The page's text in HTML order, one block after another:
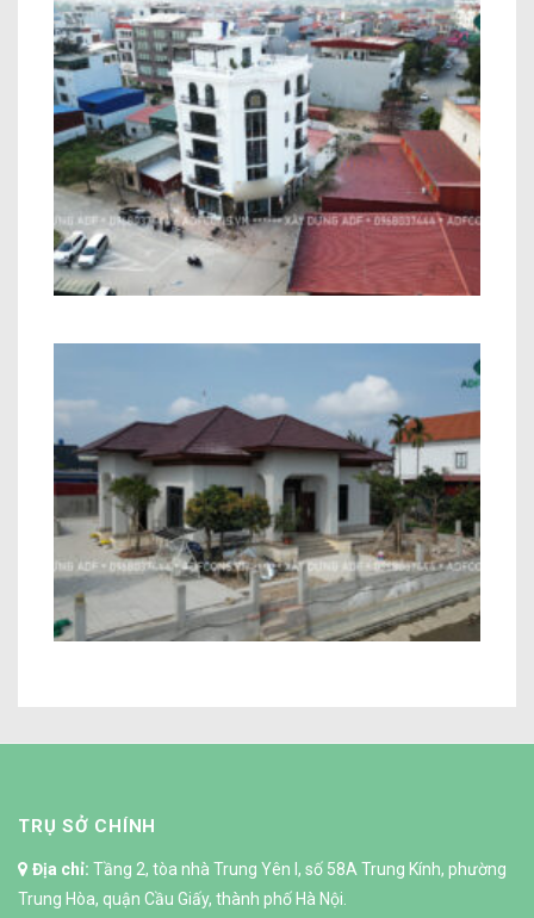
Nhà ở kết hợp kinh doanh Anh Bình Bắc
Giang
Biệt thự Địa Trung Hải Chị Trang Hải
Phòng
TRỤ SỞ CHÍNH
Địa chỉ: Tầng 2, tòa nhà Trung Yên I, số 58A Trung Kính, phường
Trung Hòa, quận Cầu Giấy, thành phố Hà Nội.